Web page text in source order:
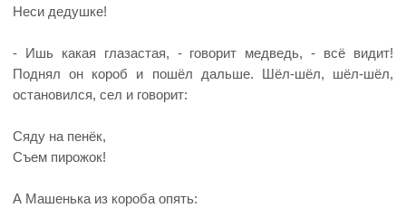
Неси дедушке!
- Ишь какая глазастая, - говорит медведь, - всё видит!
Поднял он короб и пошёл дальше. Шёл-шёл, шёл-шёл,
остановился, сел и говорит:
Сяду на пенёк,
Съем пирожок!
А Машенька из короба опять: